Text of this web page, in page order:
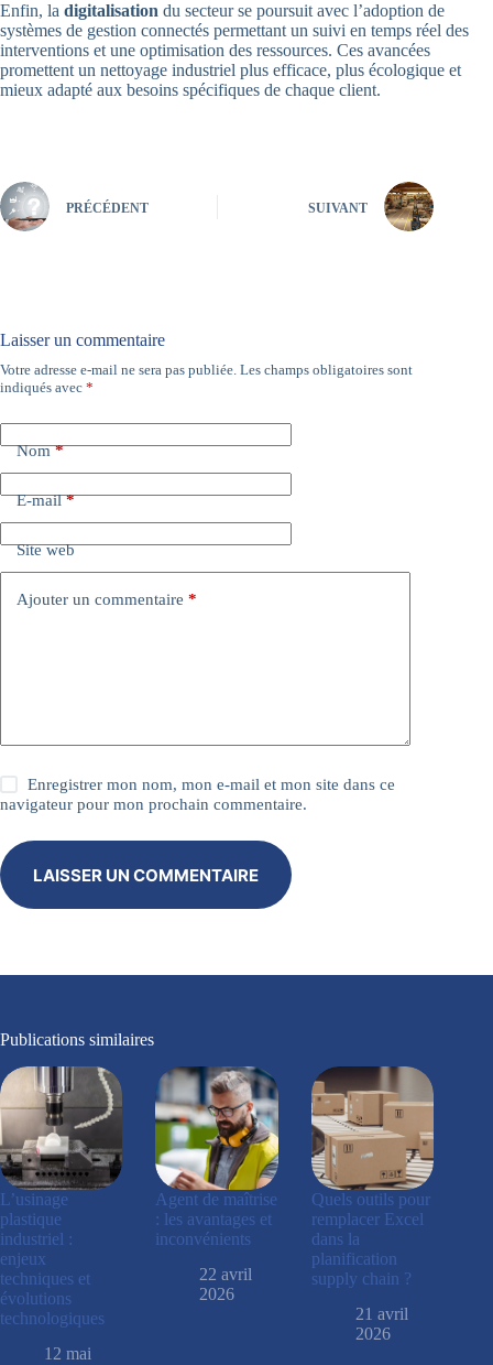
Enfin, la digitalisation du secteur se poursuit avec l’adoption de
systèmes de gestion connectés permettant un suivi en temps réel des
interventions et une optimisation des ressources. Ces avancées
promettent un nettoyage industriel plus efficace, plus écologique et
mieux adapté aux besoins spécifiques de chaque client.
PRÉCÉDENT SUIVANT
Laisser un commentaire
Votre adresse e-mail ne sera pas publiée. Les champs obligatoires sont
indiqués avec *
Nom*
E-mail*
Site web
Ajouter un commentaire *
Enregistrer mon nom, mon e-mail et mon site dans ce
navigateur pour mon prochain commentaire.
LAISSER UN COMMENTAIRE
A
l
r
n
a
v
e
Publications similaires
L’usinage
plastique
industriel :
enjeux
techniques et
évolutions
technologiques
12 mai
Agent de maîtrise
: les avantages et
inconvénients
22 avril
2026
Quels outils pour
remplacer Excel
dans la
planification
supply chain ?
21 avril
2026